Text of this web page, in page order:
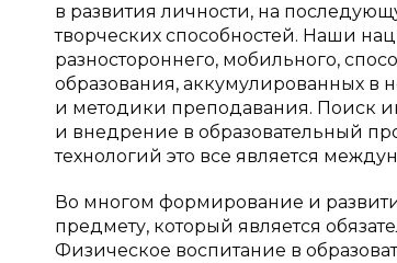
в развития личности, на
творческих способностей. Наши
разностороннего, мобильного,
образования, аккумулированных в
и методики преподавания. Поиск
и внедрение в образовательный
технологий это все является
Во многом формирование и
предмету, который является
Физическое воспитание в